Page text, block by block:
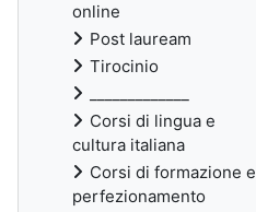
online
Post lauream
Tirocinio
Corsi di lingua e
cultura italiana
Corsi di formazione e
perfezionamento